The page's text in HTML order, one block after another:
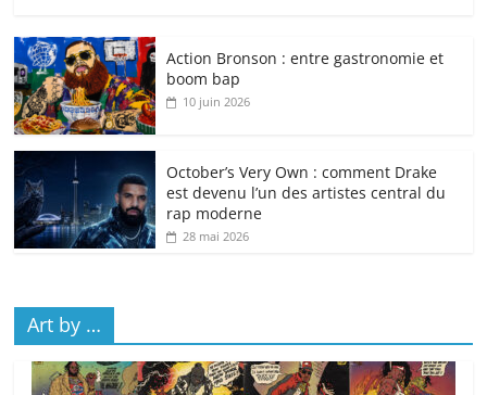
Action Bronson : entre gastronomie et
boom bap
10 juin 2026
October’s Very Own : comment Drake
est devenu l’un des artistes central du
rap moderne
28 mai 2026
Art by …